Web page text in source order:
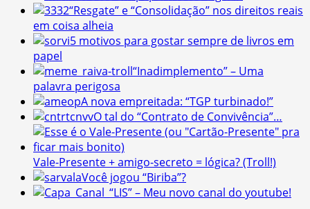
“Resgate” e “Consolidação” nos direitos reais
em coisa alheia
5 motivos para gostar sempre de livros em
papel
“Inadimplemento” – Uma
palavra perigosa
A nova empreitada: “TGP turbinado!”
O tal do “Contrato de Convivência”…
Vale-Presente + amigo-secreto = lógica? (Troll!)
Você jogou “Biriba”?
“LIS” – Meu novo canal do youtube!